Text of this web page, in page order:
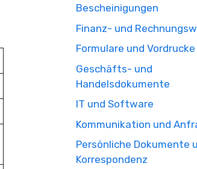
Bescheinigungen
Finanz- und
Formulare und Vordrucke
Geschäfts- und
Handelsdokumente
IT und Software
Kommunikation und
Persönliche Dokumente
Korrespondenz